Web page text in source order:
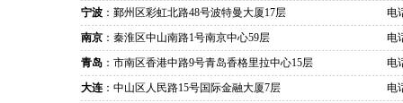
宁波 ：鄞州区彩虹北路48号波特曼大厦17层
电
南京 ：秦淮区中山南路1号南京中心59层
电
青岛 ：市南区香港中路9号青岛香格里拉中心15层
电
大连 ：中山区人民路15号国际金融大厦7层
电